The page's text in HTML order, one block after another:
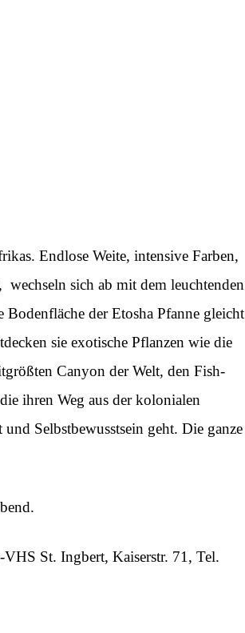
Endlose Weite, intensive Farben,
sich ab mit dem leuchtenden
der Etosha Pfanne gleicht
sie exotische Pflanzen wie die
Canyon der Welt, den Fish-
ihren Weg aus der kolonialen
Selbstbewusstsein geht. Die ganze
VHS St. Ingbert, Kaiserstr. 71, Tel.